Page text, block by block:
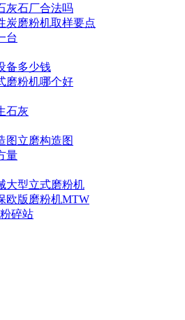
灰石厂合法吗
炭磨粉机取样要点
台
备多少钱
磨粉机哪个好
石灰
图立磨构造图
量
大型立式磨粉机
欧版磨粉机MTW
碎站